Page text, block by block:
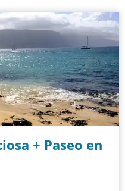
+ Paseo en